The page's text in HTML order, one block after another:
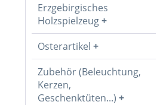
Erzgebirgisches
Holzspielzeug
Osterartikel
Zubehör (Beleuchtung,
Kerzen,
Geschenktüten...)